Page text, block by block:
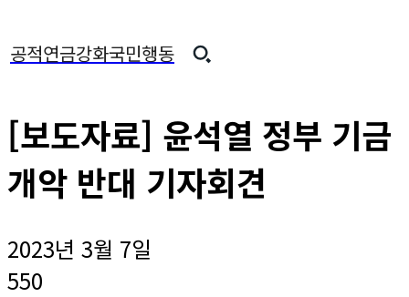
공적연금강화국민행동
[보도자료] 윤석열 정부 기금
개악 반대 기자회견
2023년 3월 7일
550